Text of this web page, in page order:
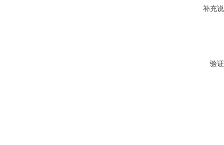
补充
验